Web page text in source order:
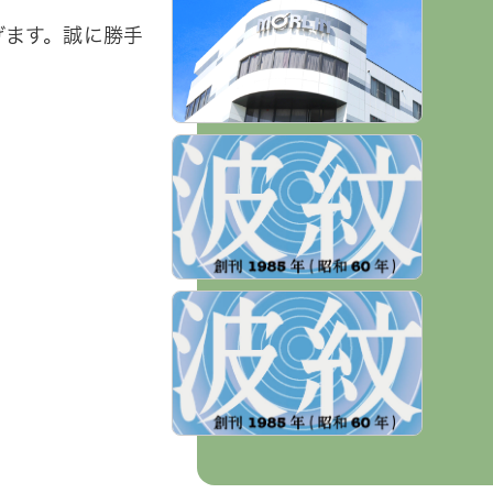
す。誠に勝手